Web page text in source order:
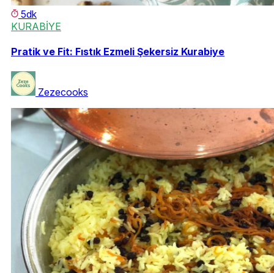
5dk
KURABİYE
Pratik ve Fit: Fıstık Ezmeli Şekersiz Kurabiye
Zezecooks